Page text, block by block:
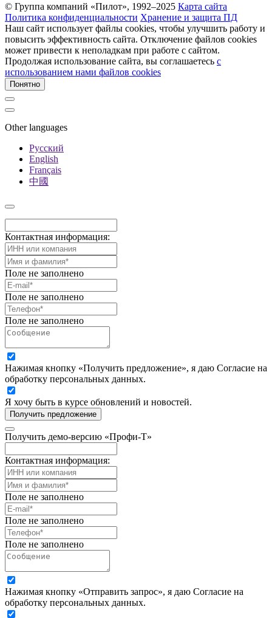
© Группа компаний «Пилот», 1992–2025 Карта сайта
Политика конфиденциальности Хранение и защита ПД
Наш сайт использует файлы cookies, чтобы улучшить работу и
повысить эффективность сайта. Отключение файлов cookies
может привести к неполадкам при работе с сайтом.
Продолжая использование сайта, вы соглашаетесь c
использованием нами файлов cookies
Понятно
Other languages
Русский
English
Français
中國
Контактная информация:
Поле не заполнено
Поле не заполнено
Поле не заполнено
Нажимая кнопку «Получить предложение», я даю Согласие на
обработку персональных данных.
Я хочу быть в курсе обновлений и новостей.
Получить предложение
Получить демо-версию «Профи-Т»
Контактная информация:
Поле не заполнено
Поле не заполнено
Поле не заполнено
Нажимая кнопку «Отправить запрос», я даю Согласие на
обработку персональных данных.